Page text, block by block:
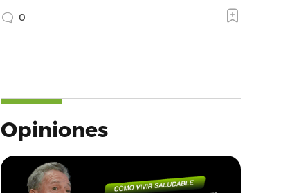
0
Opiniones